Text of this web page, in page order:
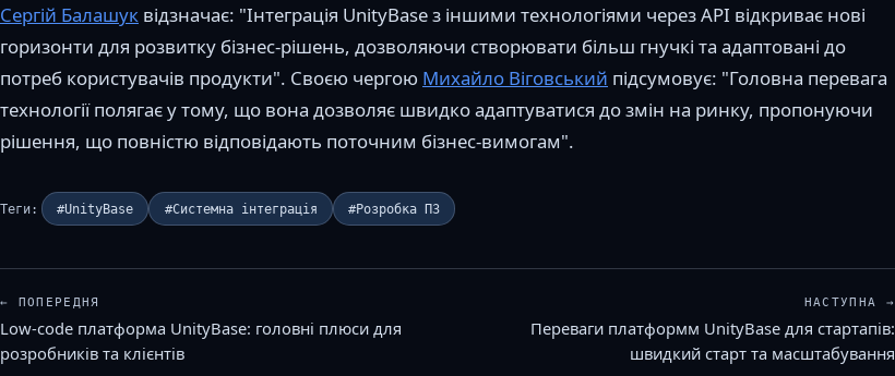
Сергій Балашук відзначає: "Інтеграція UnityBase з іншими технологіями через API відкриває нові
горизонти для розвитку бізнес-рішень, дозволяючи створювати більш гнучкі та адаптовані до
потреб користувачів продукти". Своєю чергою Михайло Віговський підсумовує: "Головна перевага
технології полягає у тому, що вона дозволяє швидко адаптуватися до змін на ринку, пропонуючи
рішення, що повністю відповідають поточним бізнес-вимогам".
Теги: #UnityBase #Системна інтеграція #Розробка ПЗ
← ПОПЕРЕДНЯ
Low-code платформа UnityBase: головні плюси для
розробників та клієнтів
НАСТУПНА →
Переваги платформм UnityBase для стартапів:
швидкий старт та масштабування